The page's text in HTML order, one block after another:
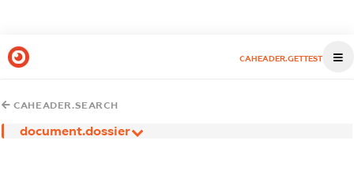
CAHEADER.GETTEST
CAHEADER.SEARCH
document.dossier